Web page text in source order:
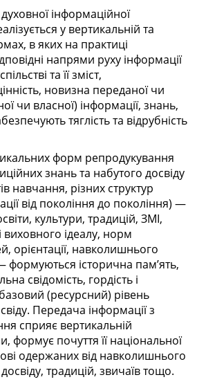
інформаційної
у вертикальній та
в яких на практиці
напрями руху інформації
та її зміст,
новизна переданої чи
чи власної) інформації, знань,
тяглість та відрубність
форм репродукування
знань та набутого досвіду
навчання, різних структур
від покоління до покоління) —
культури, традицій, ЗМІ,
виховного ідеалу, норм
орієнтації, навколишнього
формуються історична пам’ять,
свідомість, гордість і
(ресурсний) рівень
Передача інформації з
сприяє вертикальній
формує почуття її національної
одержаних від навколишнього
традицій, звичаїв тощо.